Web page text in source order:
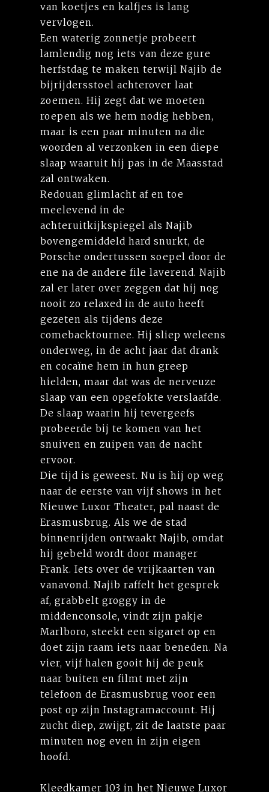
van koetjes en kalfjes is lang
vervlogen.
Een waterig zonnetje probeert
lamlendig nog iets van deze gure
herfstdag te maken terwijl Najib de
bijrijdersstoel achterover laat
zoemen. Hij zegt dat we moeten
roepen als we hem nodig hebben,
maar is een paar minuten na die
woorden al verzonken in een diepe
slaap waaruit hij pas in de Maasstad
zal ontwaken.
Redouan glimlacht af en toe
meelevend in de
achteruitkijkspiegel als Najib
bovengemiddeld hard snurkt, de
Porsche ondertussen soepel door de
ene na de andere file laverend. Najib
zal er later over zeggen dat hij nog
nooit zo relaxed in de auto heeft
gezeten als tijdens deze
comebacktournee. Hij sliep weleens
onderweg, in de acht jaar dat drank
en cocaïne hem in hun greep
hielden, maar dat was de nerveuze
slaap van een opgefokte verslaafde.
De slaap waarin hij tevergeefs
probeerde bij te komen van het
snuiven en zuipen van de nacht
ervoor.
Die tijd is geweest. Nu is hij op weg
naar de eerste van vijf shows in het
Nieuwe Luxor Theater, pal naast de
Erasmusbrug. Als we de stad
binnenrijden ontwaakt Najib, omdat
hij gebeld wordt door manager
Frank. Iets over de vrijkaarten van
vanavond. Najib raffelt het gesprek
af, grabbelt groggy in de
middenconsole, vindt zijn pakje
Marlboro, steekt een sigaret op en
doet zijn raam iets naar beneden. Na
vier, vijf halen gooit hij de peuk
naar buiten en filmt met zijn
telefoon de Erasmusbrug voor een
post op zijn Instagramaccount. Hij
zucht diep, zwijgt, zit de laatste paar
minuten nog even in zijn eigen
hoofd.
Kleedkamer 103 in het Nieuwe Luxor